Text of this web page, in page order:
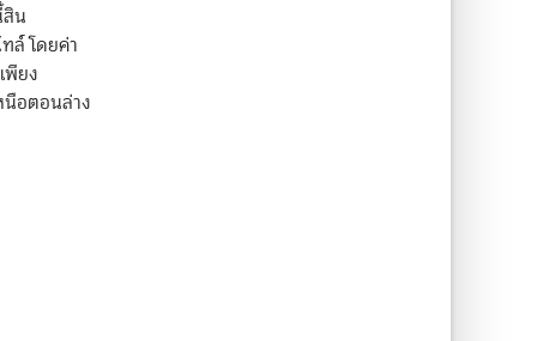
น
ล์ โดยค่า
พียง
นือตอนล่าง